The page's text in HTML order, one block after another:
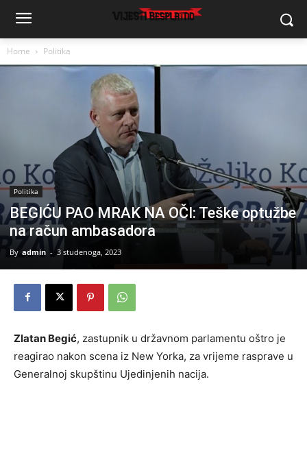
Home Politika
Politika
BEGIĆU PAO MRAK NA OČI: Teške optužbe
na račun ambasadora
By admin - 3 studenoga, 2023
Zlatan Begić, zastupnik u državnom parlamentu oštro je
reagirao nakon scena iz New Yorka, za vrijeme rasprave u
Generalnoj skupštinu Ujedinjenih nacija.